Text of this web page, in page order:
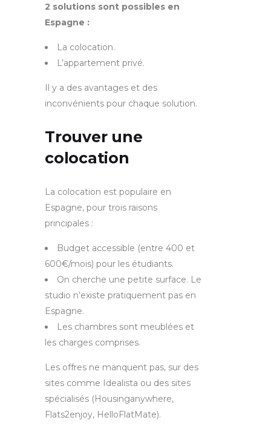
2 solutions sont possibles en
Espagne :
La colocation.
L’appartement privé.
Il y a des avantages et des
inconvénients pour chaque solution.
Trouver une
colocation
La colocation est populaire en
Espagne, pour trois raisons
principales :
Budget accessible (entre 400 et
600€/mois) pour les étudiants.
On cherche une petite surface. Le
studio n’existe pratiquement pas en
Espagne.
Les chambres sont meublées et
les charges comprises.
Les offres ne manquent pas, sur des
sites comme Idealista ou des sites
spécialisés (Housinganywhere,
Flats2enjoy, HelloFlatMate).